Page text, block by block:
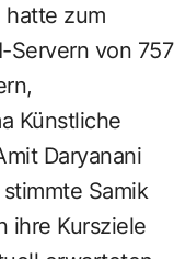
hatte zum
Servern von 757
Künstliche
Daryanani
Samik
ihre Kursziele